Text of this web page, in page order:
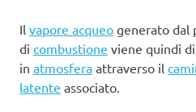
Il vapore acqueo generato dal
di combustione viene quindi
in atmosfera attraverso il
latente associato.